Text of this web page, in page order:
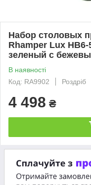
Набор столовых
Rhamper Lux НВ6-
зеленый с
В наявності
Код: RA9902
Роздріб
4 498 ₴